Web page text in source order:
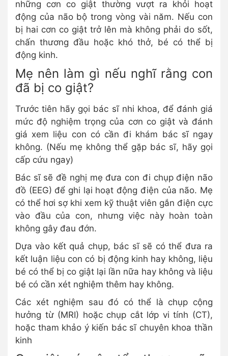
những cơn co giật thường vượt ra khỏi hoạt
động của não bộ trong vòng vài năm. Nếu con
bị hai cơn co giật trở lên mà không phải do sốt,
chấn thương đầu hoặc khó thở, bé có thể bị
động kinh.
Mẹ nên làm gì nếu nghĩ rằng con
đã bị co giật?
Trước tiên hãy gọi bác sĩ nhi khoa, để đánh giá
mức độ nghiệm trọng của cơn co giật và đánh
giá xem liệu con có cần đi khám bác sĩ ngay
không. (Nếu mẹ không thể gặp bác sĩ, hãy gọi
cấp cứu ngay)
Bác sĩ sẽ đề nghị mẹ đưa con đi chụp điện não
đồ (EEG) để ghi lại hoạt động điện của não. Mẹ
có thể hơi sợ khi xem kỹ thuật viên gắn điện cực
vào đầu của con, nhưng việc này hoàn toàn
không gây đau đớn.
Dựa vào kết quả chụp, bác sĩ sẽ có thể đưa ra
kết luận liệu con có bị động kinh hay không, liệu
bé có thể bị co giật lại lần nữa hay không và liệu
bé có cần xét nghiệm thêm hay không.
Các xét nghiệm sau đó có thể là chụp cộng
hưởng từ (MRI) hoặc chụp cắt lớp vi tính (CT),
hoặc tham khảo ý kiến bác sĩ chuyên khoa thần
kinh